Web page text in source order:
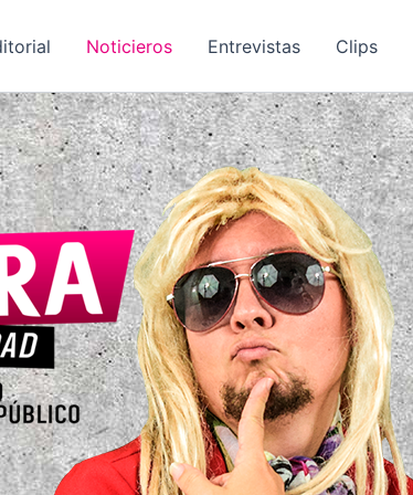
Noticieros Entrevistas Clips